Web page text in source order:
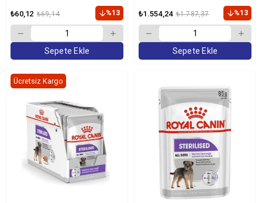
₺60,12 ₺69,14 %13
Sepete Ekle
₺1.554,24 ₺1.787,37 %13
Sepete Ekle
Ücretsiz Kargo